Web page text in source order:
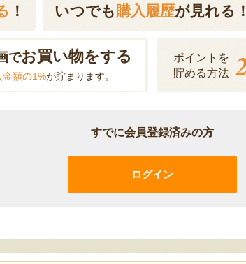
！ いつでも購入履歴が見れる！
でお買い物をする
金額の1%が貯まります。
ポイントを
貯める方法
すでに会員登録済みの方
ログイン